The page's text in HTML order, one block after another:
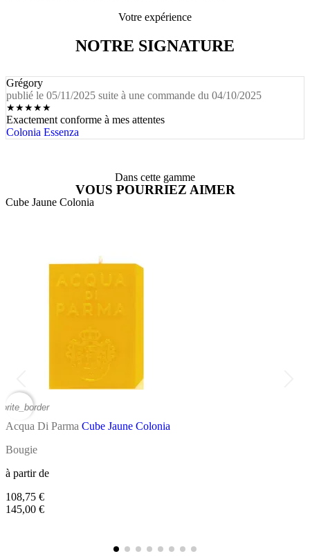
Votre expérience
NOTRE SIGNATURE
Grégory
publié le 05/11/2025 suite à une commande du 04/10/2025
★★★★★
Exactement conforme à mes attentes
Colonia Essenza
Dans cette gamme
VOUS POURRIEZ AIMER
Cube Jaune Colonia
Acqua Di Parma Cube Jaune Colonia
Bougie
à partir de
108,75 €
145,00 €